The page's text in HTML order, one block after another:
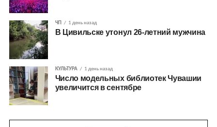
ЧП 1 день назад
В Цивильске утонул 26-летний мужчина
КУЛЬТУРА 1 день назад
Число модельных библиотек Чувашии
увеличится в сентябре